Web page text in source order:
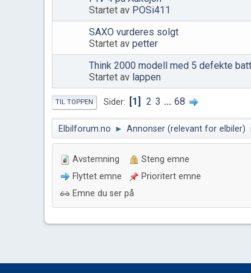
Startet av POSi411
SAXO vurderes solgt
Startet av petter
Think 2000 modell med 5 defekte
Startet av lappen
TIL TOPPEN Sider 1 2 3 ... 68
Elbilforum.no ► Annonser (relevant for elbiler)
Avstemning
Flyttet emne
Steng emne
Prioritert emne
Emne du ser på